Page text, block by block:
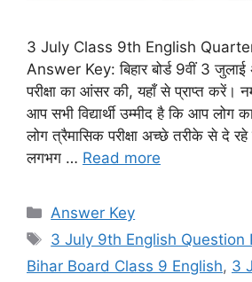
3 July Class 9th English
Answer Key: बिहार बोर्ड 9वीं 3
परीक्षा का आंसर की, यहाँ से प्राप्त करें।
आप सभी विद्यार्थी उम्मीद है कि आप
लोग त्रैमासिक परीक्षा अच्छे तरीके से दे
लगभग … Read more
Categories
Answer Key
Tags
3 July 9th English Question
Bihar Board Class 9 English, 3